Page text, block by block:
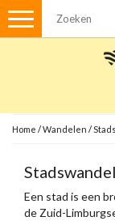
Menu
Met de auto
Visvergunningen
Brochures en
Home /Wandelen /
Een stad is een
de Zuid-